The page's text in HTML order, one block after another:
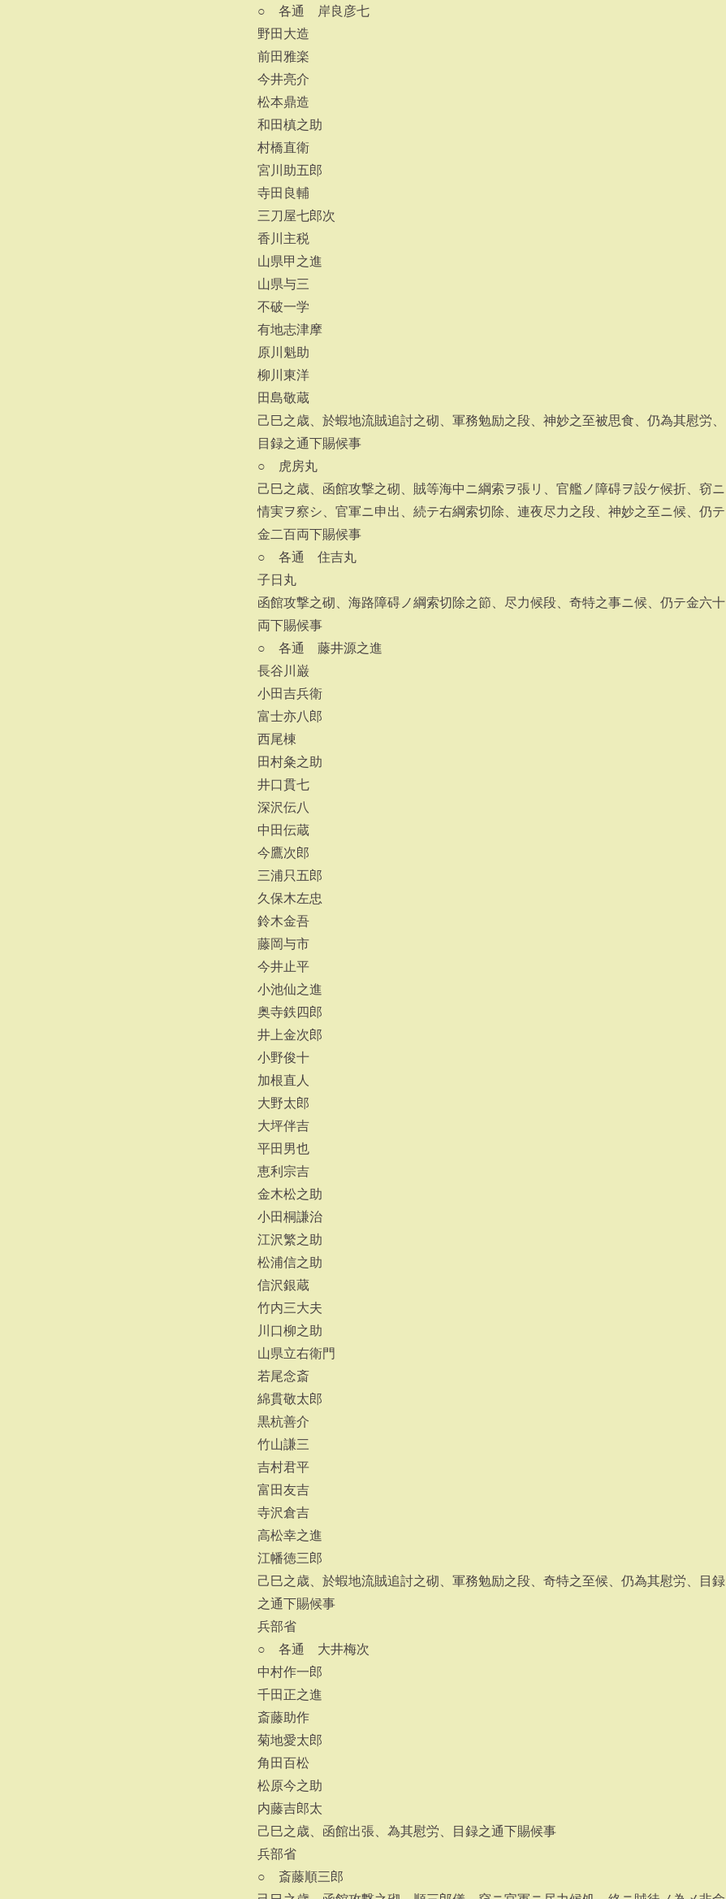
○ 各通 岸良彦七
野田大造
前田雅楽
今井亮介
松本鼎造
和田槙之助
村橋直衛
宮川助五郎
寺田良輔
三刀屋七郎次
香川主税
山県甲之進
山県与三
不破一学
有地志津摩
原川魁助
柳川東洋
田島敬蔵
己巳之歳、於蝦地流賊追討之砌、軍務勉励之段、神妙之至被思食、仍為其慰労、
目録之通下賜候事
○ 虎房丸
己巳之歳、函館攻撃之砌、賊等海中ニ綱索ヲ張リ、官艦ノ障碍ヲ設ケ候折、窃ニ
情実ヲ察シ、官軍ニ申出、続テ右綱索切除、連夜尽力之段、神妙之至ニ候、仍テ
金二百両下賜候事
○ 各通 住吉丸
子日丸
函館攻撃之砌、海路障碍ノ綱索切除之節、尽力候段、奇特之事ニ候、仍テ金六十
両下賜候事
○ 各通 藤井源之進
長谷川巌
小田吉兵衛
富士亦八郎
西尾棟
田村粂之助
井口貫七
深沢伝八
中田伝蔵
今鷹次郎
三浦只五郎
久保木左忠
鈴木金吾
藤岡与市
今井止平
小池仙之進
奥寺鉄四郎
井上金次郎
小野俊十
加根直人
大野太郎
大坪伴吉
平田男也
恵利宗吉
金木松之助
小田桐謙治
江沢繁之助
松浦信之助
信沢銀蔵
竹内三大夫
川口柳之助
山県立右衛門
若尾念斎
綿貫敬太郎
黒杭善介
竹山謙三
吉村君平
富田友吉
寺沢倉吉
高松幸之進
江幡徳三郎
己巳之歳、於蝦地流賊追討之砌、軍務勉励之段、奇特之至候、仍為其慰労、目録
之通下賜候事
兵部省
○ 各通 大井梅次
中村作一郎
千田正之進
斎藤助作
菊地愛太郎
角田百松
松原今之助
内藤吉郎太
己巳之歳、函館出張、為其慰労、目録之通下賜候事
兵部省
○ 斎藤順三郎